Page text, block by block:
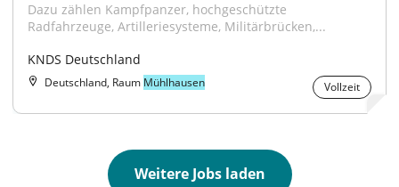
Dazu zählen Kampfpanzer, hochgeschützte
Radfahrzeuge, Artilleriesysteme, Militärbrücken,...
KNDS Deutschland
Deutschland, Raum Mühlhausen Vollzeit
Weitere Jobs laden